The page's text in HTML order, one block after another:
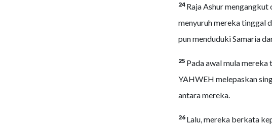
24 Raja Ashur
menyuruh mereka tinggal
pun menduduki Samaria
25 Pada awal mula
YAHWEH melepaskan
antara mereka.
26 Lalu, mereka berkata